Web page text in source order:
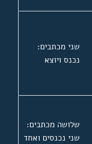
שני מכתבים:
נכנס ויוצא
שלושה מכתבים:
שני נכנסים ואחד